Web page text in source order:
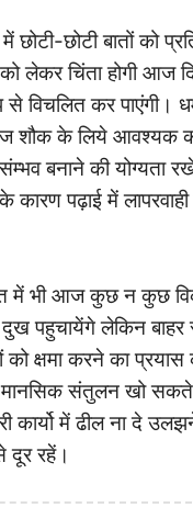
छोटी बातों को
लेकर चिंता होगी आज
कर पाएंगी। धर्म
शौक के लिये आवश्यक
बनाने की
पढ़ाई में
में भी आज कुछ न कुछ
पहुचायेंगे लेकिन
क्षमा करने का प्रयास
संतुलन खो सकते
कार्यो में ढील ना दे
दूर रहें।